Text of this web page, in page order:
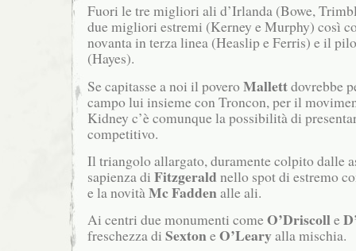
Fuori le tre migliori ali d’Irlanda (Bowe,
due migliori estremi (Kerney e Murphy) così
novanta in terza linea (Heaslip e Ferris) e il
(Hayes).
Se capitasse a noi il povero Mallettdovrebbe
campo lui insieme con Troncon, per il
Kidney c’è comunque la possibilità di
competitivo.
Il triangolo allargato, duramente colpito dalle
sapienza di Fitzgerald nello spot di estremo
e la novitàMc Faddenalle ali.
Ai centri due monumenti comeO’Driscolle
freschezza di SextoneO’Learyalla mischia.